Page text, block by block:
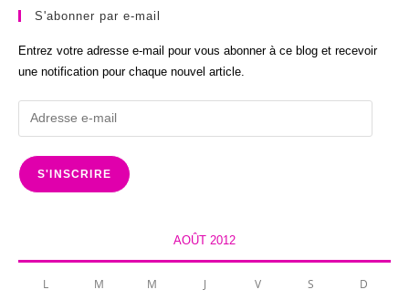
S'abonner par e-mail
Entrez votre adresse e-mail pour vous abonner à ce blog et recevoir
une notification pour chaque nouvel article.
Adresse
e-
mail
S'INSCRIRE
AOÛT 2012
L M M J V S D